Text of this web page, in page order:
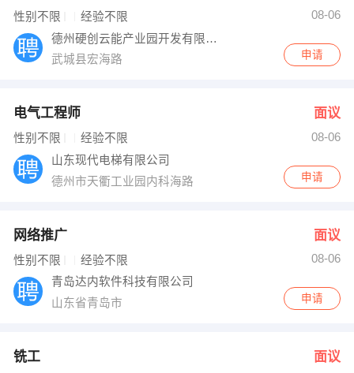
性别不限 经验不限
08-06
德州硬创云能产业园开发有限公司
武城县宏海路
申请
电气工程师 面议
性别不限 经验不限
08-06
山东现代电梯有限公司
德州市天衢工业园内科海路
申请
网络推广 面议
性别不限 经验不限
08-06
青岛达内软件科技有限公司
山东省青岛市
申请
铣工 面议